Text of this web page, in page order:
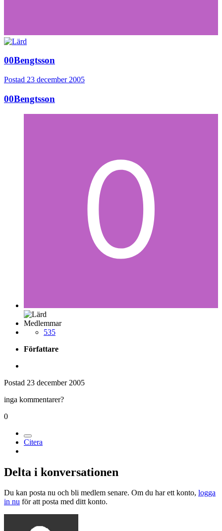
00Bengtsson
Postad 23 december 2005
00Bengtsson
Medlemmar
535
Författare
Postad 23 december 2005
inga kommentarer?
0
Citera
Delta i konversationen
Du kan posta nu och bli medlem senare. Om du har ett konto, logga
in nu för att posta med ditt konto.